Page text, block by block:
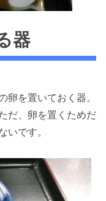
器
卵を置いておく器。
だ、卵を置くためだ
いです。